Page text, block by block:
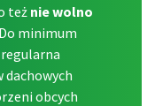
teżnie wolno
minimum
dachowych
obcych